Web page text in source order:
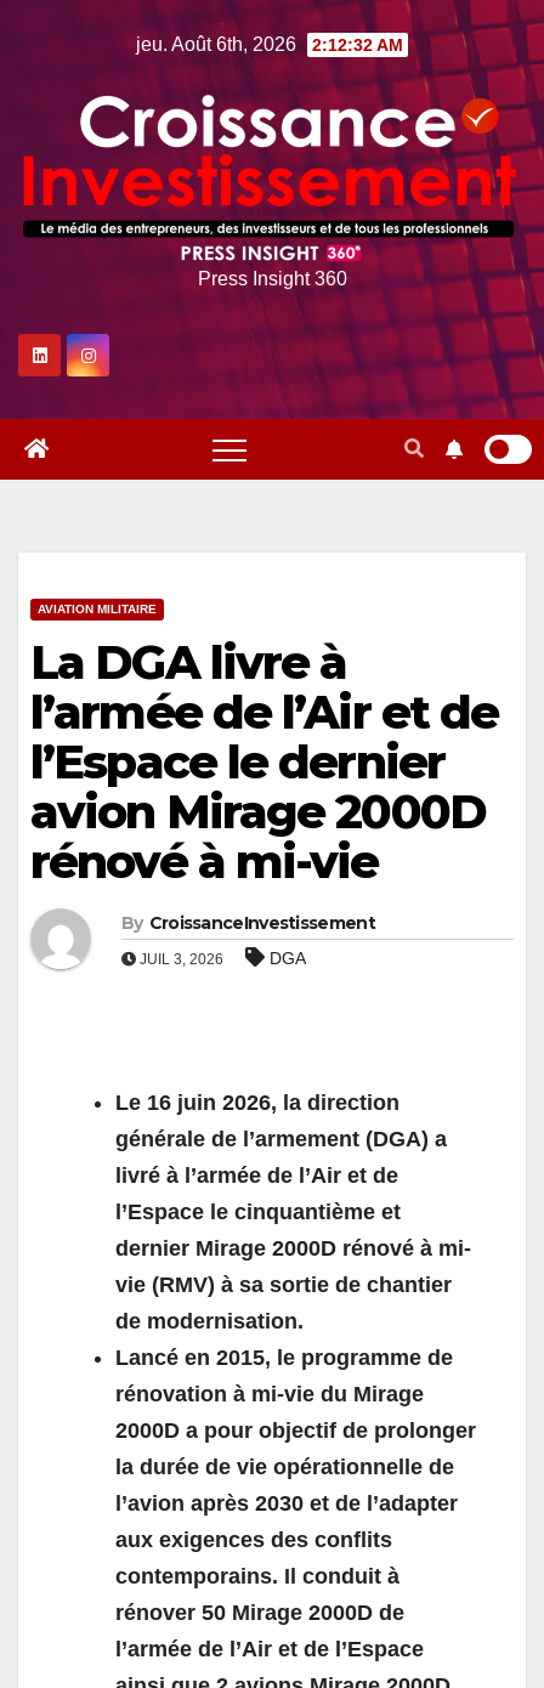
jeu. Août 6th, 2026 2:12:33 AM
Press Insight 360
AVIATION MILITAIRE
La DGA livre à
l’armée de l’Air et de
l’Espace le dernier
avion Mirage 2000D
rénové à mi-vie
By CroissanceInvestissement
JUIL 3, 2026 DGA
Le 16 juin 2026, la direction
générale de l’armement (DGA) a
livré à l’armée de l’Air et de
l’Espace le cinquantième et
dernier Mirage 2000D rénové à mi-
vie (RMV) à sa sortie de chantier
de modernisation.
Lancé en 2015, le programme de
rénovation à mi-vie du Mirage
2000D a pour objectif de prolonger
la durée de vie opérationnelle de
l’avion après 2030 et de l’adapter
aux exigences des conflits
contemporains. Il conduit à
rénover 50 Mirage 2000D de
l’armée de l’Air et de l’Espace